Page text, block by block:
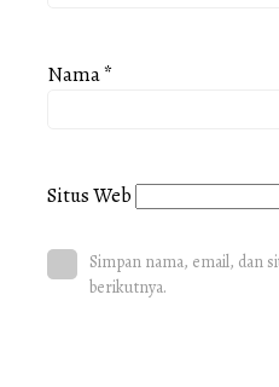
Nama*
Situs Web
Simpan nama, email, dan
berikutnya.